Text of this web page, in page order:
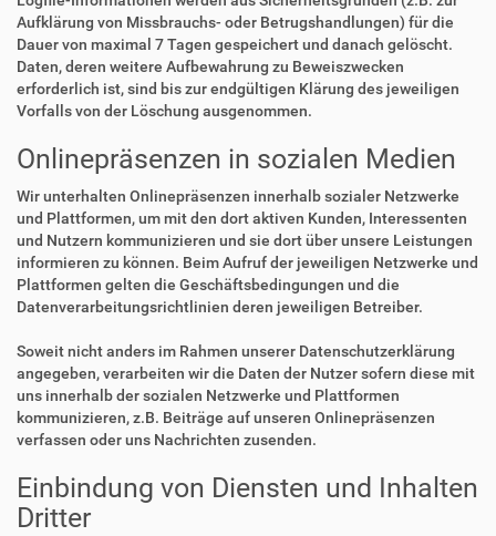
Aufklärung von Missbrauchs- oder Betrugshandlungen) für die
Dauer von maximal 7 Tagen gespeichert und danach gelöscht.
Daten, deren weitere Aufbewahrung zu Beweiszwecken
erforderlich ist, sind bis zur endgültigen Klärung des jeweiligen
Vorfalls von der Löschung ausgenommen.
Onlinepräsenzen in sozialen Medien
Wir unterhalten Onlinepräsenzen innerhalb sozialer Netzwerke
und Plattformen, um mit den dort aktiven Kunden, Interessenten
und Nutzern kommunizieren und sie dort über unsere Leistungen
informieren zu können. Beim Aufruf der jeweiligen Netzwerke und
Plattformen gelten die Geschäftsbedingungen und die
Datenverarbeitungsrichtlinien deren jeweiligen Betreiber.
Soweit nicht anders im Rahmen unserer Datenschutzerklärung
angegeben, verarbeiten wir die Daten der Nutzer sofern diese mit
uns innerhalb der sozialen Netzwerke und Plattformen
kommunizieren, z.B. Beiträge auf unseren Onlinepräsenzen
verfassen oder uns Nachrichten zusenden.
Einbindung von Diensten und Inhalten
Dritter